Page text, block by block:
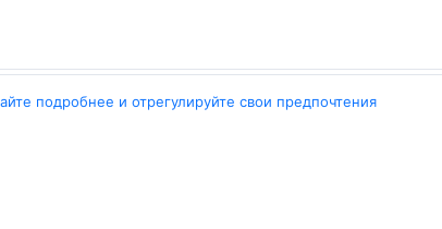
подробнее и отрегулируйте свои предпочтения